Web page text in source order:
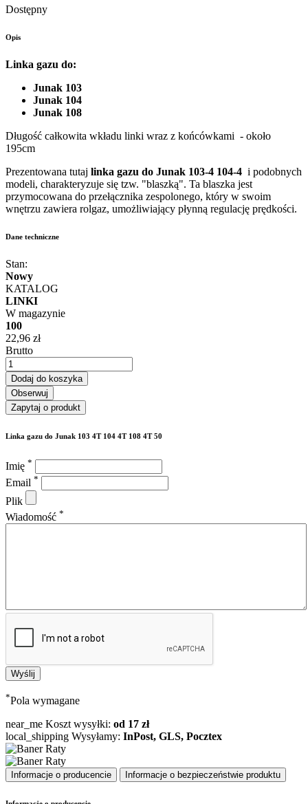
Dostępny
Opis
Linka gazu do:
Junak 103
Junak 104
Junak 108
Długość całkowita wkładu linki wraz z końcówkami - około
195cm
Prezentowana tutaj linka gazu do Junak 103-4 104-4 i podobnych
modeli, charakteryzuje się tzw. "blaszką". Ta blaszka jest
przymocowana do przełącznika zespolonego, który w swoim
wnętrzu zawiera rolgaz, umożliwiający płynną regulację prędkości.
Dane techniczne
Stan:
Nowy
KATALOG
LINKI
W magazynie
100
22,96 zł
Brutto
Dodaj do koszyka
Obserwuj
Zapytaj o produkt
Linka gazu do Junak 103 4T 104 4T 108 4T 50
Imię *
Email *
Plik
Wiadomość *
*Pola wymagane
near_me Koszt wysyłki: od 17 zł
local_shipping Wysyłamy: InPost, GLS, Pocztex
Informacje o producencie Informacje o bezpieczeństwie produktu